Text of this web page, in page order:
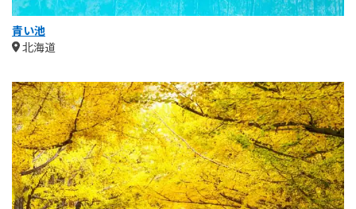
青い池
北海道